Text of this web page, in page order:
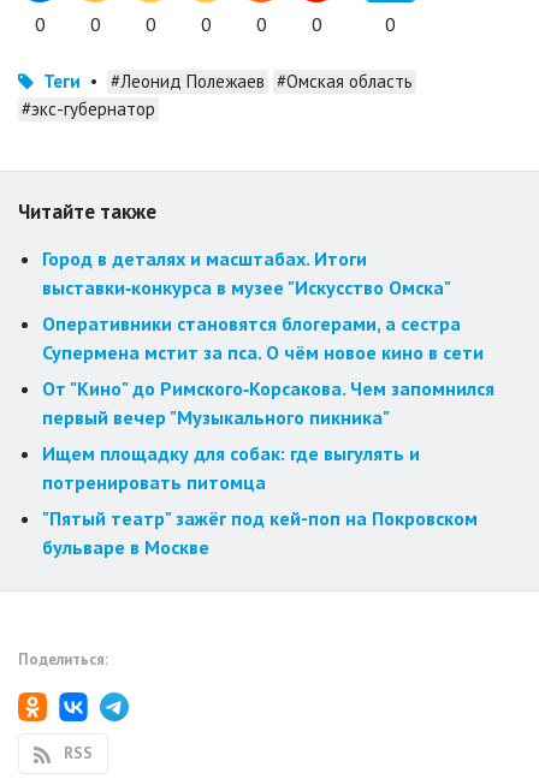
0 0 0 0 0 0 0
Теги • #Леонид Полежаев #Омская область
#экс-губернатор
Читайте также
Город в деталях и масштабах. Итоги
выставки‑конкурса в музее "Искусство Омска"
Оперативники становятся блогерами, а сестра
Супермена мстит за пса. О чём новое кино в сети
От "Кино" до Римского‑Корсакова. Чем запомнился
первый вечер "Музыкального пикника"
Ищем площадку для собак: где выгулять и
потренировать питомца
"Пятый театр" зажёг под кей-поп на Покровском
бульваре в Москве
Поделиться:
RSS